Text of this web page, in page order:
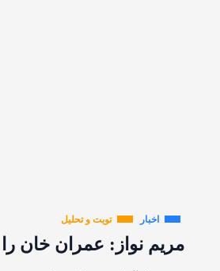
اخبار تویت و تحلیل
مریم نواز: عمران خان